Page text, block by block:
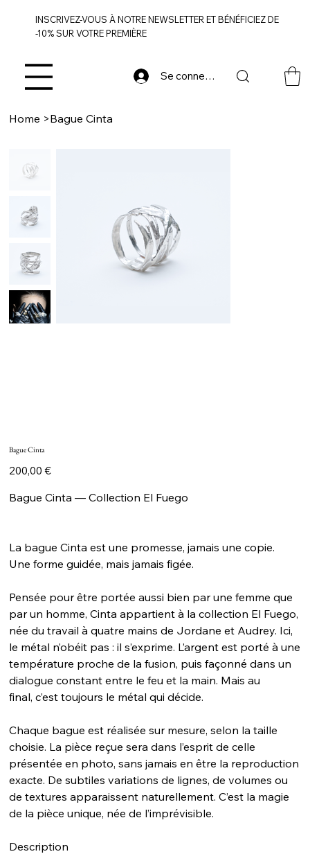
INSCRIVEZ-VOUS À NOTRE NEWSLETTER ET BÉNÉFICIEZ DE
-10% SUR VOTRE PREMIÈRE
Se connecter
Home >Bague Cinta
Bague Cinta
Prix
200,00 €
Bague Cinta — Collection El Fuego
La bague Cinta est une promesse, jamais une copie.
Une forme guidée, mais jamais figée.
Pensée pour être portée aussi bien par une femme que
par un homme, Cinta appartient à la collection El Fuego,
née du travail à quatre mains de Jordane et Audrey. Ici,
le métal n’obéit pas : il s’exprime. L’argent est porté à une
température proche de la fusion, puis façonné dans un
dialogue constant entre le feu et la main. Mais au
final, c’est toujours le métal qui décide.
Chaque bague est réalisée sur mesure, selon la taille
choisie. La pièce reçue sera dans l’esprit de celle
présentée en photo, sans jamais en être la reproduction
exacte. De subtiles variations de lignes, de volumes ou
de textures apparaissent naturellement. C’est la magie
de la pièce unique, née de l’imprévisible.
Description